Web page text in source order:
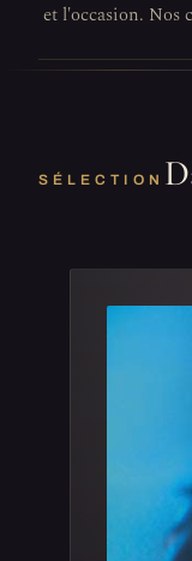
et l'occasion. Nos
SÉLECTION